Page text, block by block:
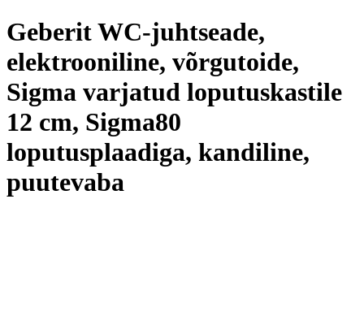
Geberit WC-juhtseade,
elektrooniline, võrgutoide,
Sigma varjatud loputuskastile
12 cm, Sigma80
loputusplaadiga, kandiline,
puutevaba